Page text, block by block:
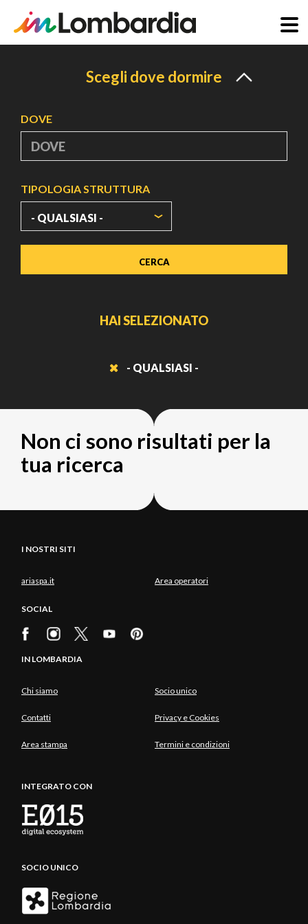
Scegli dove dormire
DOVE
TIPOLOGIA STRUTTURA
HAI SELEZIONATO
- QUALSIASI -
Non ci sono risultati per la
tua ricerca
I NOSTRI SITI
ariaspa.it Area operatori
SOCIAL
IN LOMBARDIA
Chi siamo Socio unico
Contatti Privacy e Cookies
Area stampa Termini e condizioni
INTEGRATO CON
SOCIO UNICO